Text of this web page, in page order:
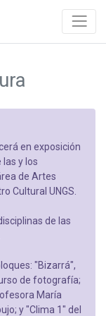
en exposición
y los
de Artes
Cultural UNGS.
de las
"Bizarrá",
de fotografía;
María
y "Clima 1" del